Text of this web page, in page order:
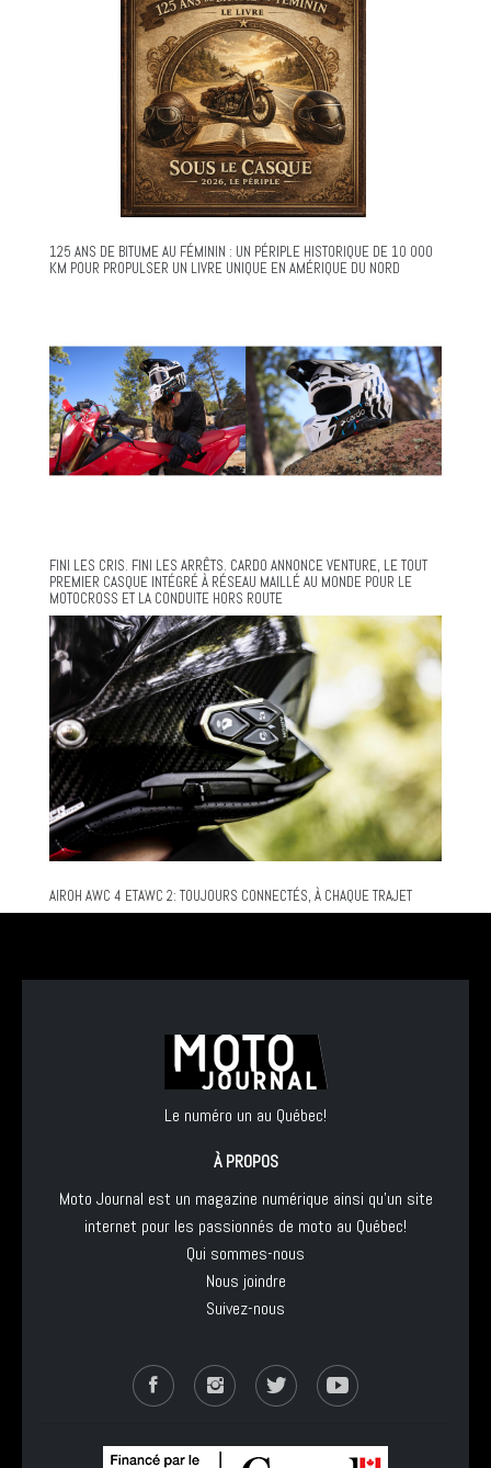
125 ANS DE BITUME AU FÉMININ : UN PÉRIPLE HISTORIQUE DE 10 000
KM POUR PROPULSER UN LIVRE UNIQUE EN AMÉRIQUE DU NORD
FINI LES CRIS. FINI LES ARRÊTS. CARDO ANNONCE VENTURE, LE TOUT
PREMIER CASQUE INTÉGRÉ À RÉSEAU MAILLÉ AU MONDE POUR LE
MOTOCROSS ET LA CONDUITE HORS ROUTE
AIROH AWC 4 ETAWC 2: TOUJOURS CONNECTÉS, À CHAQUE TRAJET
Le numéro un au Québec!
À PROPOS
Moto Journal est un magazine numérique ainsi qu'un site
internet pour les passionnés de moto au Québec!
Qui sommes-nous
Nous joindre
Suivez-nous